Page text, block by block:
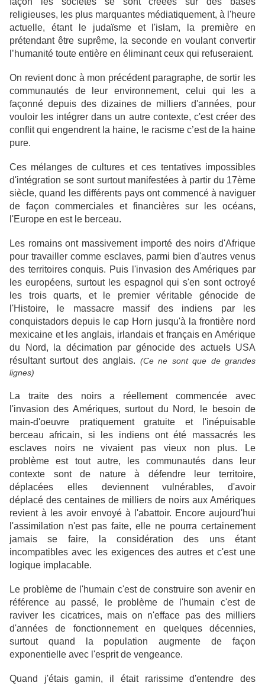
religieuses, les plus marquantes médiatiquement, à l'heure
actuelle, étant le judaïsme et l'islam, la première en
prétendant être suprême, la seconde en voulant convertir
l’humanité toute entière en éliminant ceux qui refuseraient.
On revient donc à mon précédent paragraphe, de sortir les
communautés de leur environnement, celui qui les a
façonné depuis des dizaines de milliers d'années, pour
vouloir les intégrer dans un autre contexte, c'est créer des
conflit qui engendrent la haine, le racisme c’est de la haine
pure.
Ces mélanges de cultures et ces tentatives impossibles
d'intégration se sont surtout manifestées à partir du 17ème
siècle, quand les différents pays ont commencé à naviguer
de façon commerciales et financières sur les océans,
l'Europe en est le berceau.
Les romains ont massivement importé des noirs d'Afrique
pour travailler comme esclaves, parmi bien d'autres venus
des territoires conquis. Puis l'invasion des Amériques par
les européens, surtout les espagnol qui s'en sont octroyé
les trois quarts, et le premier véritable génocide de
l'Histoire, le massacre massif des indiens par les
conquistadors depuis le cap Horn jusqu'à la frontière nord
mexicaine et les anglais, irlandais et français en Amérique
du Nord, la décimation par génocide des actuels USA
résultant surtout des anglais. (Ce ne sont que de grandes
lignes)
La traite des noirs a réellement commencée avec
l'invasion des Amériques, surtout du Nord, le besoin de
main-d'oeuvre pratiquement gratuite et l'inépuisable
berceau africain, si les indiens ont été massacrés les
esclaves noirs ne vivaient pas vieux non plus. Le
problème est tout autre, les communautés dans leur
contexte sont de nature à défendre leur territoire,
déplacées elles deviennent vulnérables, d'avoir
déplacé des centaines de milliers de noirs aux Amériques
revient à les avoir envoyé à l'abattoir. Encore aujourd'hui
l'assimilation n'est pas faite, elle ne pourra certainement
jamais se faire, la considération des uns étant
incompatibles avec les exigences des autres et c'est une
logique implacable.
Le problème de l'humain c'est de construire son avenir en
référence au passé, le problème de l'humain c'est de
raviver les cicatrices, mais on n'efface pas des milliers
d'années de fonctionnement en quelques décennies,
surtout quand la population augmente de façon
exponentielle avec l'esprit de vengeance.
Quand j'étais gamin, il était rarissime d'entendre des